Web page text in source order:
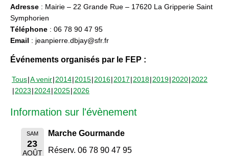
Adresse : Mairie – 22 Grande Rue – 17620 La Gripperie Saint
Symphorien
Téléphone : 06 78 90 47 95
Email : jeanpierre.dbjay@sfr.fr
Événements organisés par le FEP :
Tous A venir 2014 2015 2016 2017 2018 2019 2020 2022
2023 2024 2025 2026
Information sur l'évènement
SAM
23
AOÛT
Marche Gourmande
Réserv. 06 78 90 47 95